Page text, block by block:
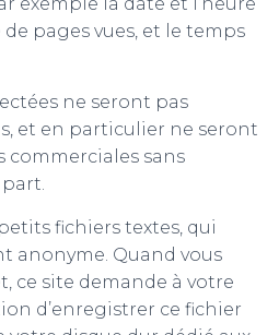
pages vues, et le temps
ne seront pas
et en particulier ne seront
commerciales sans
fichiers textes, qui
anonyme. Quand vous
ce site demande à votre
d’enregistrer ce fichier